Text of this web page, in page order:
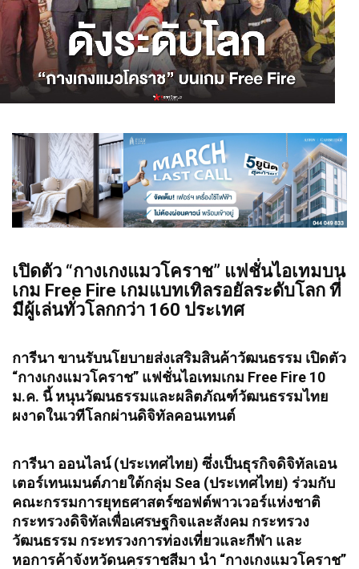
เปิดตัว “กางเกงแมวโคราช” แฟชั่นไอเทมบน
เกม Free Fire เกมแบทเทิลรอยัลระดับโลก ที่
มีผู้เล่นทั่วโลกกว่า 160 ประเทศ
การีนา ขานรับนโยบายส่งเสริมสินค้าวัฒนธรรม เปิดตัว
“กางเกงแมวโคราช” แฟชั่นไอเทมเกม Free Fire 10
ม.ค. นี้ หนุนวัฒนธรรมและผลิตภัณฑ์วัฒนธรรมไทย
ผงาดในเวทีโลกผ่านดิจิทัลคอนเทนต์
การีนา ออนไลน์ (ประเทศไทย) ซึ่งเป็นธุรกิจดิจิทัลเอน
เตอร์เทนเมนต์ภายใต้กลุ่ม Sea (ประเทศไทย) ร่วมกับ
คณะกรรมการยุทธศาสตร์ซอฟต์พาวเวอร์แห่งชาติ
กระทรวงดิจิทัลเพื่อเศรษฐกิจและสังคม กระทรวง
วัฒนธรรม กระทรวงการท่องเที่ยวและกีฬา และ
หอการค้าจังหวัดนครราชสีมา นำ “กางเกงแมวโคราช”